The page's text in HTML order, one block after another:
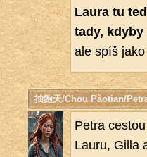
Laura tu
tady, kdyby
ale spíš
抽跑天/Chōu Pǎotiān/
Petra
Lauru, Gilla